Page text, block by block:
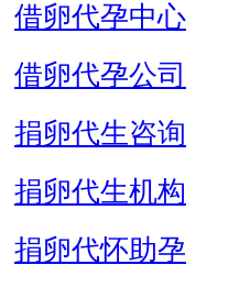
借卵代孕中心
借卵代孕公司
捐卵代生咨询
捐卵代生机构
捐卵代怀助孕